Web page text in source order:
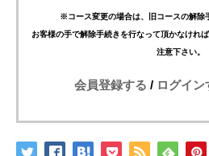
※コース変更の場合は、旧コースの解除
お客様の手で解除手続きを行なって頂かなけれ
注意下さい。
会員登録する / ログイン